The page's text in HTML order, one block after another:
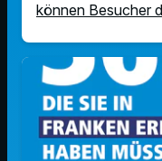
können Besucher